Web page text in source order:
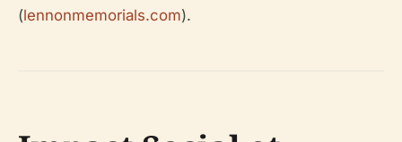
(lennonmemorials.com).